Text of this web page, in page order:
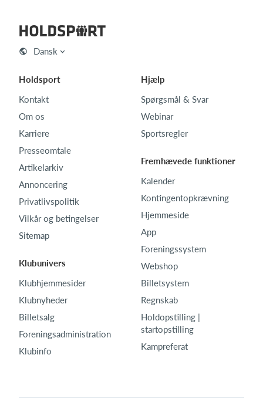
Dansk
Holdsport
Kontakt
Om os
Karriere
Presseomtale
Artikelarkiv
Annoncering
Privatlivspolitik
Vilkår og betingelser
Sitemap
Klubunivers
Klubhjemmesider
Klubnyheder
Billetsalg
Foreningsadministration
Klubinfo
Hjælp
Spørgsmål & Svar
Webinar
Sportsregler
Fremhævede funktioner
Kalender
Kontingentopkrævning
Hjemmeside
App
Foreningssystem
Webshop
Billetsystem
Regnskab
Holdopstilling |
startopstilling
Kampreferat